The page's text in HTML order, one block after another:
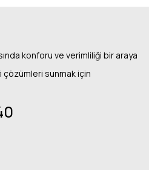
konforu ve verimliliği bir araya
çözümleri sunmak için